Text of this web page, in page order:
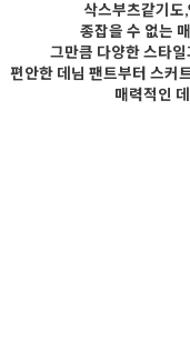
삭스부츠같기도
종잡을 수 없는
그만큼 다양한 스타
편안한 데님 팬트부터 스커
매력적인